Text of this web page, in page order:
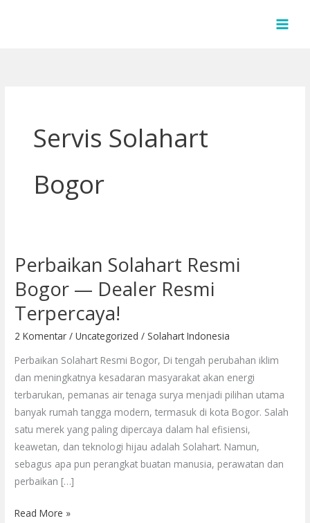
Servis Solahart
Bogor
Perbaikan Solahart Resmi
Bogor — Dealer Resmi
Terpercaya!
2 Komentar /Uncategorized / Solahart Indonesia
Perbaikan Solahart Resmi Bogor, Di tengah perubahan iklim
dan meningkatnya kesadaran masyarakat akan energi
terbarukan, pemanas air tenaga surya menjadi pilihan utama
banyak rumah tangga modern, termasuk di kota Bogor. Salah
satu merek yang paling dipercaya dalam hal efisiensi,
keawetan, dan teknologi hijau adalah Solahart. Namun,
sebagus apa pun perangkat buatan manusia, perawatan dan
perbaikan […]
Perbaikan
Resmi
Bogor
—
Resmi
Terpercaya!
Read More »